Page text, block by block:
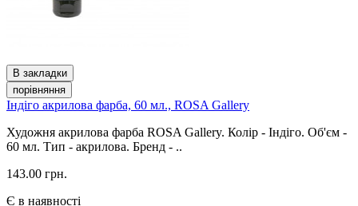
В закладки
порівняння
Індіго акрилова фарба, 60 мл., ROSA Gallery
Художня акрилова фарба ROSA Gallery. Колір - Індіго. Об'єм -
60 мл. Тип - акрилова. Бренд - ..
143.00 грн.
Є в наявності